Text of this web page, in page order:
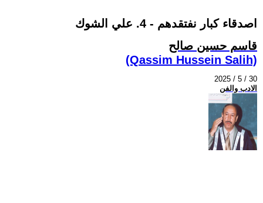
اصدقاء كبار نفتقدهم - 4. علي الشوك
قاسم حسين صالح
(Qassim Hussein Salih)
2025 / 5 / 30
الادب والفن